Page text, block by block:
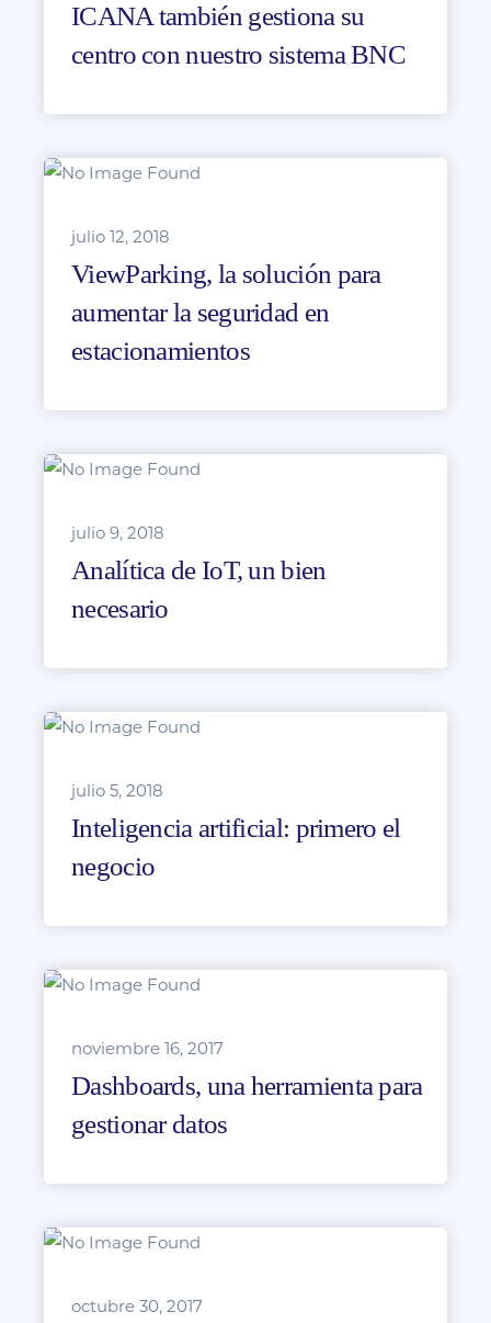
ICANA también gestiona su
centro con nuestro sistema BNC
julio 12, 2018
ViewParking, la solución para
aumentar la seguridad en
estacionamientos
julio 9, 2018
Analítica de IoT, un bien
necesario
julio 5, 2018
Inteligencia artificial: primero el
negocio
noviembre 16, 2017
Dashboards, una herramienta para
gestionar datos
octubre 30, 2017